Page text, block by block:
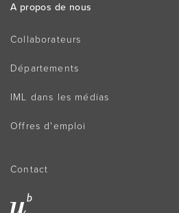
A propos de nous
Collaborateurs
Départements
IML dans les médias
Offres d'emploi
Contact